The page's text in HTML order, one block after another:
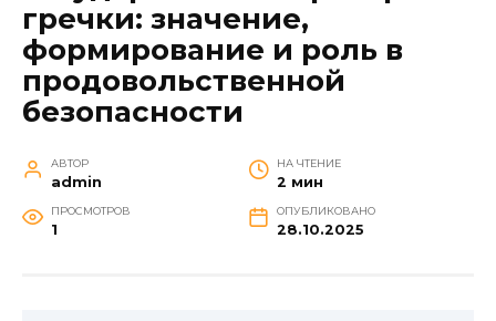
гречки: значение,
формирование и роль в
продовольственной
безопасности
АВТОР
admin
НА ЧТЕНИЕ
2 мин
ПРОСМОТРОВ
1
ОПУБЛИКОВАНО
28.10.2025